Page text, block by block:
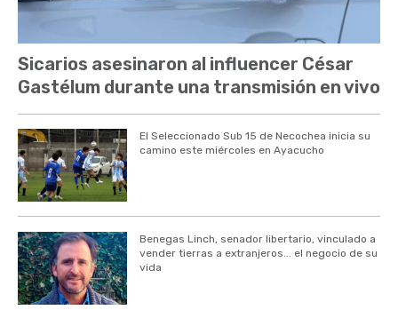
Sicarios asesinaron al influencer César
Gastélum durante una transmisión en vivo
El Seleccionado Sub 15 de Necochea inicia su
camino este miércoles en Ayacucho
Benegas Linch, senador libertario, vinculado a
vender tierras a extranjeros... el negocio de su
vida